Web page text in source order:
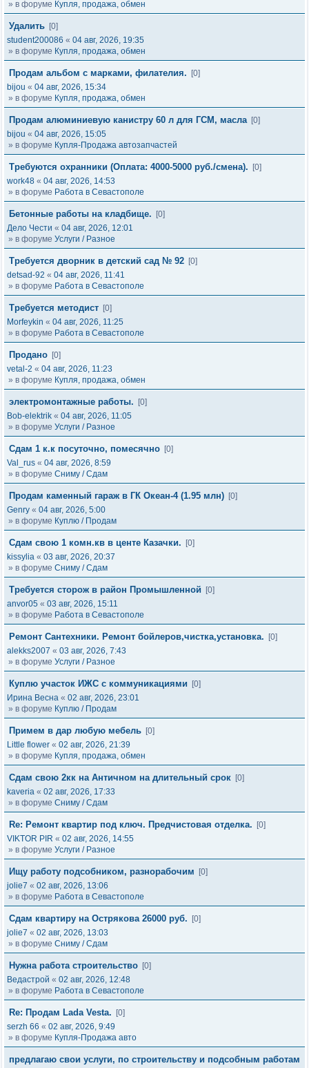
» в форуме Купля, продажа, обмен
Удалить [0]
student200086 « 04 авг, 2026, 19:35
» в форуме Купля, продажа, обмен
Продам альбом с марками, филателия.
[0]
bijou « 04 авг, 2026, 15:34
» в форуме Купля, продажа, обмен
Продам алюминиевую канистру 60 л для ГСМ, масла [0]
bijou « 04 авг, 2026, 15:05
» в форуме Купля-Продажа автозапчастей
Требуются охранники (Оплата: 4000-5000 руб./смена).
[0]
work48 « 04 авг, 2026, 14:53
» в форуме Работа в Севастополе
Бетонные работы на кладбище.
[0]
Дело Чести « 04 авг, 2026, 12:01
» в форуме Услуги / Разное
Требуется дворник в детский сад № 92 [0]
detsad-92 « 04 авг, 2026, 11:41
» в форуме Работа в Севастополе
Требуется методист [0]
Morfeykin « 04 авг, 2026, 11:25
» в форуме Работа в Севастополе
Продано [0]
vetal-2 « 04 авг, 2026, 11:23
» в форуме Купля, продажа, обмен
электромонтажные работы.
[0]
Bob-elektrik « 04 авг, 2026, 11:05
» в форуме Услуги / Разное
Сдам 1 к.к посуточно, помесячно [0]
Val_rus « 04 авг, 2026, 8:59
» в форуме Сниму / Сдам
Продам каменный гараж в ГК Океан-4 (1.95 млн) [0]
Genry « 04 авг, 2026, 5:00
» в форуме Куплю / Продам
Сдам свою 1 комн.кв в центе Казачки.
[0]
kissylia « 03 авг, 2026, 20:37
» в форуме Сниму / Сдам
Требуется сторож в район Промышленной
[0]
anvor05 « 03 авг, 2026, 15:11
» в форуме Работа в Севастополе
Ремонт Сантехники. Ремонт бойлеров,чистка,установка.
[0]
alekks2007 « 03 авг, 2026, 7:43
» в форуме Услуги / Разное
Куплю участок ИЖС с коммуникациями
[0]
Ирина Весна « 02 авг, 2026, 23:01
» в форуме Куплю / Продам
Примем в дар любую мебель [0]
Little flower « 02 авг, 2026, 21:39
» в форуме Купля, продажа, обмен
Сдам свою 2кк на Античном на длительный срок [0]
kaveria « 02 авг, 2026, 17:33
» в форуме Сниму / Сдам
Re: Ремонт квартир под ключ. Предчистовая отделка.
[0]
VIKTOR PIR « 02 авг, 2026, 14:55
» в форуме Услуги / Разное
Ищу работу подсобником, разнорабочим
[0]
jolie7 « 02 авг, 2026, 13:06
» в форуме Работа в Севастополе
Сдам квартиру на Острякова 26000 руб.
[0]
jolie7 « 02 авг, 2026, 13:03
» в форуме Сниму / Сдам
Нужна работа строительство [0]
Ведастрой « 02 авг, 2026, 12:48
» в форуме Работа в Севастополе
Re: Продам Lada Vesta.
[0]
serzh 66 « 02 авг, 2026, 9:49
» в форуме Купля-Продажа авто
предлагаю свои услуги, по строительству и подсобным работам